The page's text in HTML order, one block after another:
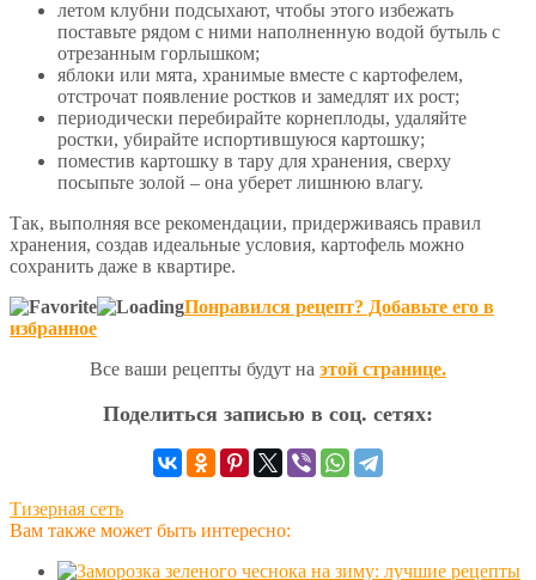
летом клубни подсыхают, чтобы этого избежать
поставьте рядом с ними наполненную водой бутыль с
отрезанным горлышком;
яблоки или мята, хранимые вместе с картофелем,
отстрочат появление ростков и замедлят их рост;
периодически перебирайте корнеплоды, удаляйте
ростки, убирайте испортившуюся картошку;
поместив картошку в тару для хранения, сверху
посыпьте золой – она уберет лишнюю влагу.
Так, выполняя все рекомендации, придерживаясь правил
хранения, создав идеальные условия, картофель можно
сохранить даже в квартире.
Понравился рецепт? Добавьте его в
избранное
Все ваши рецепты будут на этой странице.
Поделиться записью в соц. сетях:
Тизерная сеть
Вам также может быть интересно: